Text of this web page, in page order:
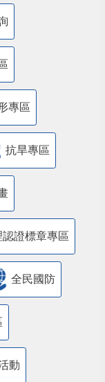
專區
抗旱專區
證標章專區
全民國防
動